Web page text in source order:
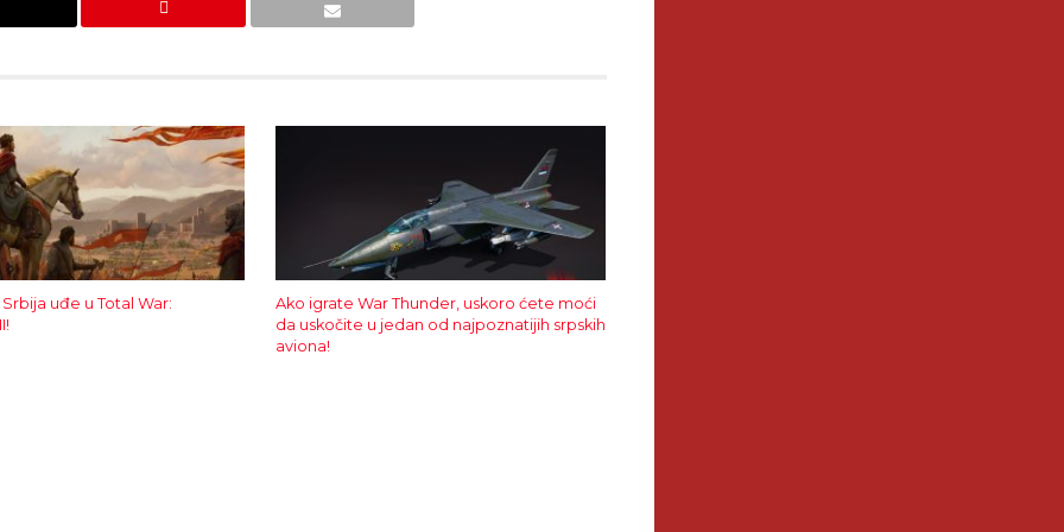
uđe u Total War:
Ako igrate War Thunder, uskoro ćete moći
da uskočite u jedan od najpoznatijih srpskih
aviona!